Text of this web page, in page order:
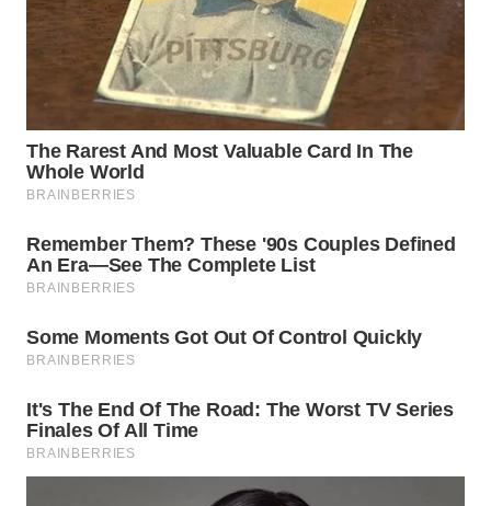
WN
WN
BOGOR
WN
UTARA
SAMOSIR
WN